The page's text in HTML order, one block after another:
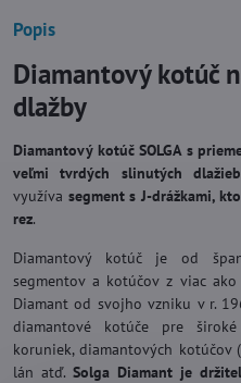
Popis
Diamantový kotúč
dlažby
Diamantový kotúč SOLGA s
veľmi tvrdých slinutých
využíva segment s J-drážkami,
rez.
Diamantový kotúč je od
segmentov a kotúčov z viac
Diamant od svojho vzniku v r.
diamantové kotúče pre
koruniek, diamantových kotúčov
lán atď. Solga Diamant je